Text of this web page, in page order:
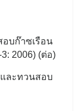
บก๊าซเรือน
2006) (ต่อ)
ละทวนสอบ